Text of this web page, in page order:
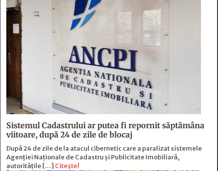
Sistemul Cadastrului ar putea fi repornit săptămâna
viitoare, după 24 de zile de blocaj
După 24 de zile de la atacul cibernetic care a paralizat sistemele
Agenției Naționale de Cadastru și Publicitate Imobiliară,
autoritățile […] Citește!